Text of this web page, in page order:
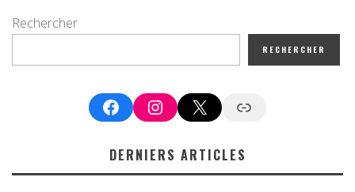
Rechercher
RECHERCHER
FacebookInstagram
X Google News
DERNIERS ARTICLES